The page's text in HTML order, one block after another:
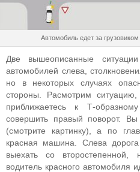
Автомобиль едет за грузовиком
Две вышеописанные
автомобилей слева,
но в некоторых случаях
стороны. Расмотрим
приближаетесь к Т-
совершить правый поворот.
(смотрите картинку), а по
красная машина. Слева
выехать со
водитель красного автомобиля